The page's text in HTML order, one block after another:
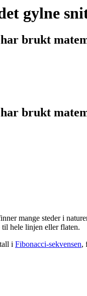
gylne
brukt
brukt
mange steder i
til hele linjen eller flaten.
i Fibonacci-sekvensen,